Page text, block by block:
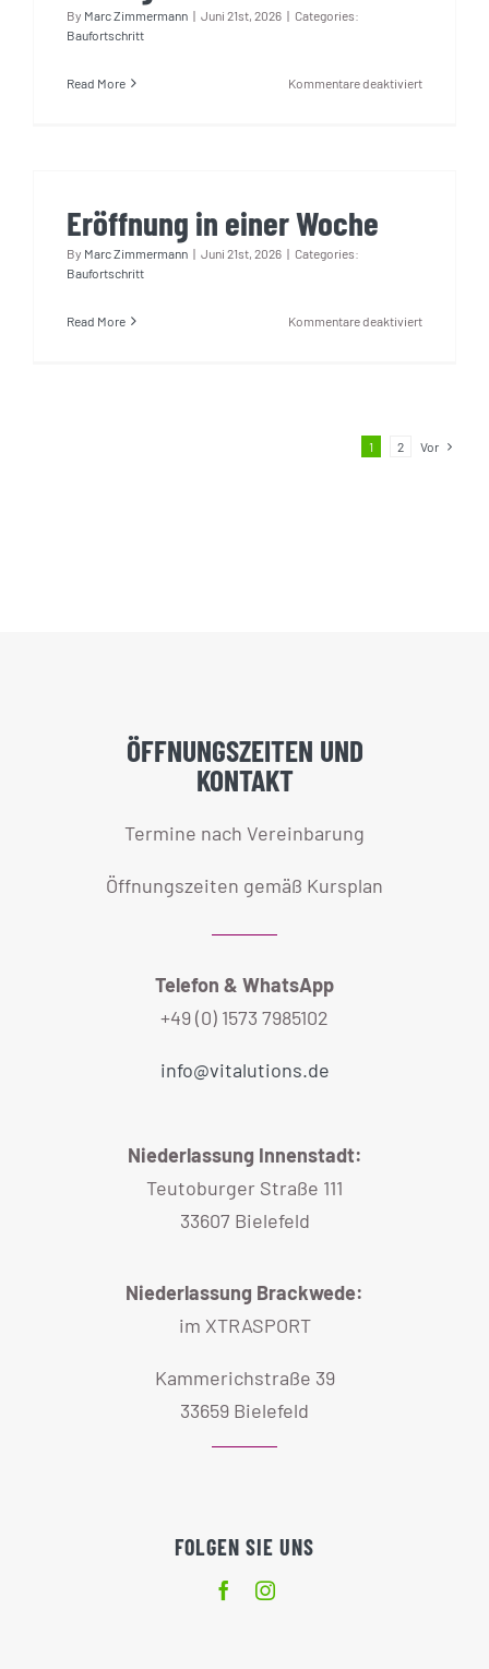
By Marc Zimmermann | Juni 21st, 2026 | Categories:
Baufortschritt
Read More Kommentare deaktiviertfür
Eröffnung in einer Woche
By Marc Zimmermann | Juni 21st, 2026 | Categories:
Baufortschritt
Read More Kommentare deaktiviertfür
1 2 Vor
ÖFFNUNGSZEITEN UND
KONTAKT
Termine nach Vereinbarung
Öffnungszeiten gemäß Kursplan
Telefon & WhatsApp
+49 (0) 1573 7985102
info@vitalutions.de
Niederlassung Innenstadt:
Teutoburger Straße 111
33607 Bielefeld
Niederlassung Brackwede:
im XTRASPORT
Kammerichstraße 39
33659 Bielefeld
FOLGEN SIE UNS